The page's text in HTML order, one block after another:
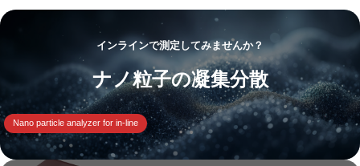
インラインで測定してみませんか？
ナノ粒子の凝集分散
Nano particle analyzer for in-line